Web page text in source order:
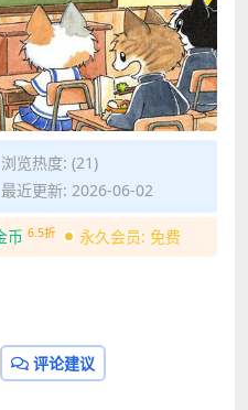
浏览热度: (21)
最近更新: 2026-06-02
币 6.5折 永久会员: 免费
评论建议